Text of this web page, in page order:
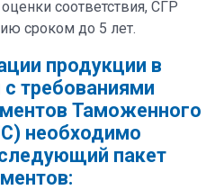
соответствия, СГР
сроком до 5 лет.
продукции в
с требованиями
Таможенного
необходимо
пакет